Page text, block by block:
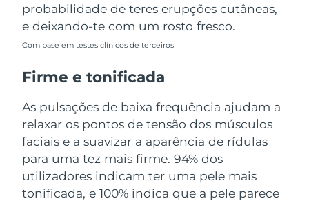
probabilidade de teres erupções cutâneas,
e deixando-te com um rosto fresco.
Com base em testes clínicos de terceiros
Firme e tonificada
As pulsações de baixa frequência ajudam a
relaxar os pontos de tensão dos músculos
faciais e a suavizar a aparência de rídulas
para uma tez mais firme. 94% dos
utilizadores indicam ter uma pele mais
tonificada, e 100% indica que a pele parece
Países Baixos Entrega prevista8/9/26
Nova Zelândia
Noruega
Omã Entrega prevista8/12/26
Filipinas Entrega prevista8/12/26
Polônia Entrega prevista8/10/26